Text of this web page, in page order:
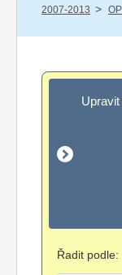
2007-2013 /
Upravit
Upravit
Řadit podle: